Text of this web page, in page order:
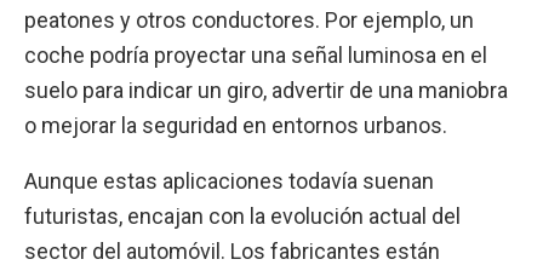
peatones y otros conductores. Por ejemplo, un
coche podría proyectar una señal luminosa en el
suelo para indicar un giro, advertir de una maniobra
o mejorar la seguridad en entornos urbanos.
Aunque estas aplicaciones todavía suenan
futuristas, encajan con la evolución actual del
sector del automóvil. Los fabricantes están